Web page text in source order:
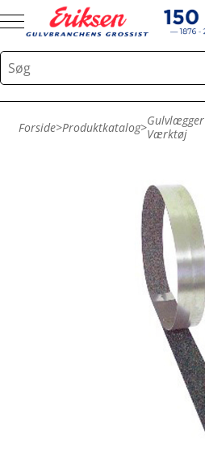
Forside>Produktkatalog>Gulvlægger
Værktøj